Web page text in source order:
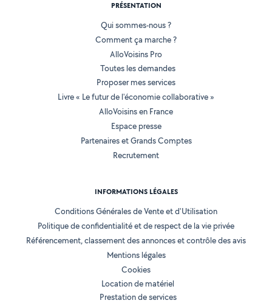
PRÉSENTATION
Qui sommes-nous ?
Comment ça marche ?
AlloVoisins Pro
Toutes les demandes
Proposer mes services
Livre « Le futur de l'économie collaborative »
AlloVoisins en France
Espace presse
Partenaires et Grands Comptes
Recrutement
INFORMATIONS LÉGALES
Conditions Générales de Vente et d'Utilisation
Politique de confidentialité et de respect de la vie privée
Référencement, classement des annonces et contrôle des avis
Mentions légales
Cookies
Location de matériel
Prestation de services